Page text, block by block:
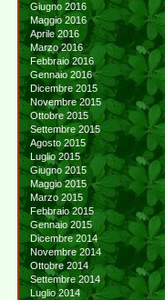
Giugno 2016
Maggio 2016
Aprile 2016
Marzo 2016
Febbraio 2016
Gennaio 2016
Dicembre 2015
Novembre 2015
Ottobre 2015
Settembre 2015
Agosto 2015
Luglio 2015
Giugno 2015
Maggio 2015
Marzo 2015
Febbraio 2015
Gennaio 2015
Dicembre 2014
Novembre 2014
Ottobre 2014
Settembre 2014
Luglio 2014